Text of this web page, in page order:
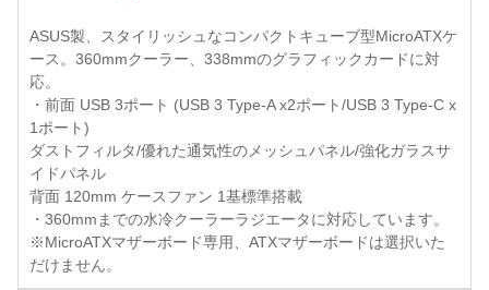
ASUS製、スタイリッシュなコンパクトキューブ型MicroATXケ
ース。360mmクーラー、338mmのグラフィックカードに対
応。
・前面 USB 3ポート (USB 3 Type-A x2ポート/USB 3 Type-C x
1ポート)
ダストフィルタ/優れた通気性のメッシュパネル/強化ガラスサ
イドパネル
背面 120mm ケースファン 1基標準搭載
・360mmまでの水冷クーラーラジエータに対応しています。
※MicroATXマザーボード専用、ATXマザーボードは選択いた
だけません。